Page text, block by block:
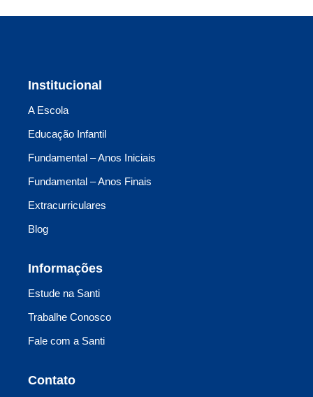
Institucional
A Escola
Educação Infantil
Fundamental – Anos Iniciais
Fundamental – Anos Finais
Extracurriculares
Blog
Informações
Estude na Santi
Trabalhe Conosco
Fale com a Santi
Contato